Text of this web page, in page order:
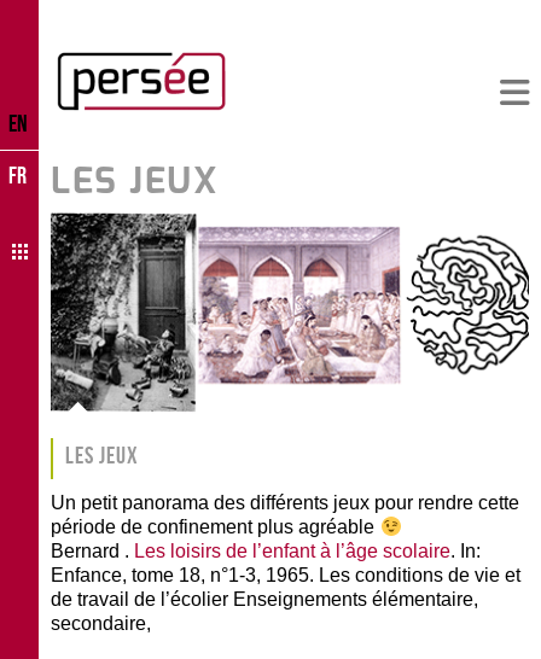
EN
FR
LES JEUX
Les jeux
Un petit panorama des différents jeux pour rendre cette
période de confinement plus agréable
Bernard . Les loisirs de l’enfant à l’âge scolaire. In:
Enfance, tome 18, n°1-3, 1965. Les conditions de vie et
de travail de l’écolier Enseignements élémentaire,
secondaire,